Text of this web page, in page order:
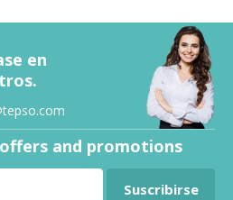
en
and promotions
Suscribirse